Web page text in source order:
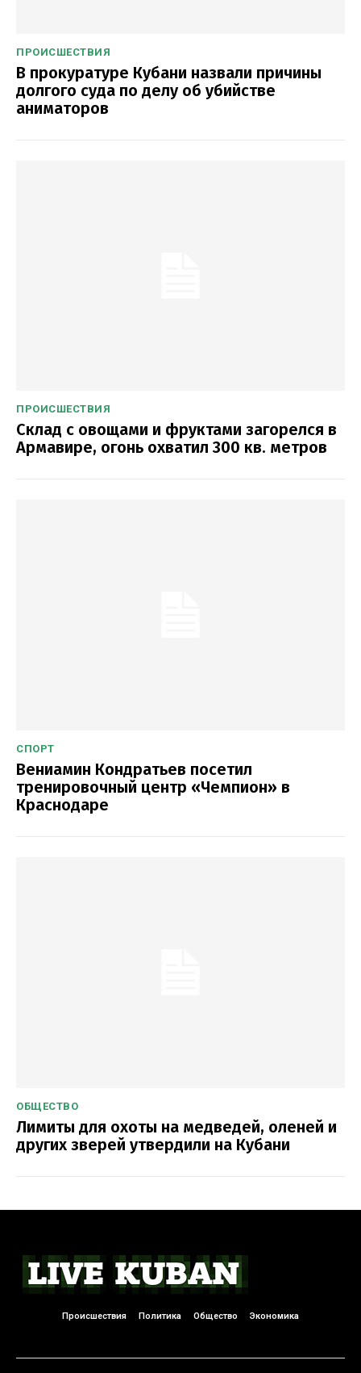
ПРОИСШЕСТВИЯ
В прокуратуре Кубани назвали причины
долгого суда по делу об убийстве
аниматоров
ПРОИСШЕСТВИЯ
Склад с овощами и фруктами загорелся в
Армавире, огонь охватил 300 кв. метров
СПОРТ
Вениамин Кондратьев посетил
тренировочный центр «Чемпион» в
Краснодаре
ОБЩЕСТВО
Лимиты для охоты на медведей, оленей и
других зверей утвердили на Кубани
Происшествия Политика Общество Экономика